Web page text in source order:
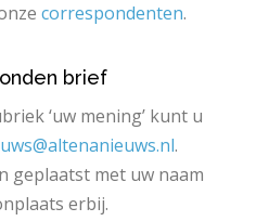
correspondenten.
brief
‘uw mening’ kunt u
.
geplaatst met uw naam
erbij.